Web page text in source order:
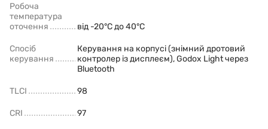
Робоча
температура
оточення
від -20°C до 40°C
Спосіб
керування
Керування на корпусі (знімний дротовий
контролер із дисплеєм), Godox Light через
Bluetooth
TLCI 98
CRI 97